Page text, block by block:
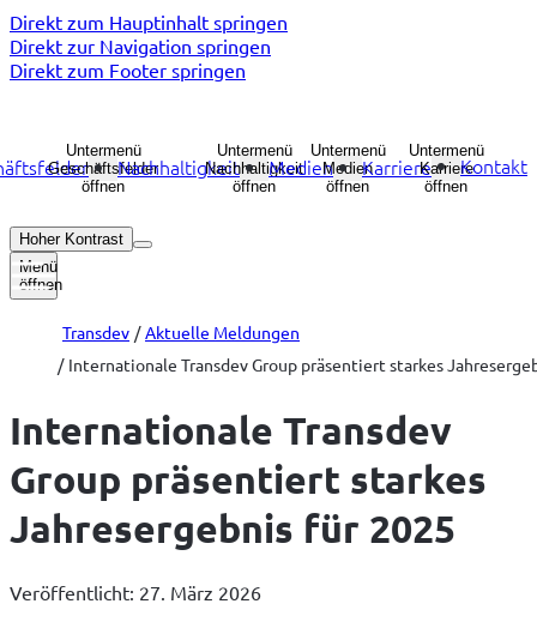
Direkt zum Hauptinhalt springen
Direkt zur Navigation springen
Direkt zum Footer springen
Untermenü
Geschäftsfelder
öffnen
Nachhaltigkeit
Untermenü
Nachhaltigkeit
öffnen
Medien
Untermenü
Medien
öffnen
Karriere
Untermenü
Karriere
öffnen
Kontakt
Hoher Kontrast
Menü
öffnen
Transdev
Aktuelle Meldungen
Internationale Transdev Group präsentiert starkes
Internationale Transdev
Group präsentiert starkes
Jahresergebnis für 2025
Veröffentlicht: 27. März 2026